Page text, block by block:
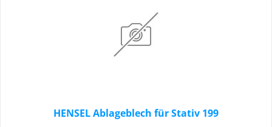
HENSEL Ablageblech für Stativ 199